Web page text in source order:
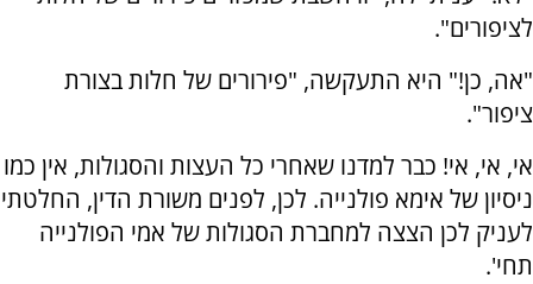
לציפורים".
"אה, כן!" היא התעקשה, "פירורים של חלות בצורת
ציפור".
אי, אי, אי! כבר למדנו שאחרי כל העצות והסגולות, אין כמו
ניסיון של אימא פולנייה. לכן, לפנים משורת הדין, החלטתי
לעניק לכן הצצה למחברת הסגולות של אמי הפולנייה
תחי'.